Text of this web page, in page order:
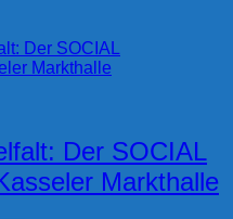
Der SOCIAL
Markthalle